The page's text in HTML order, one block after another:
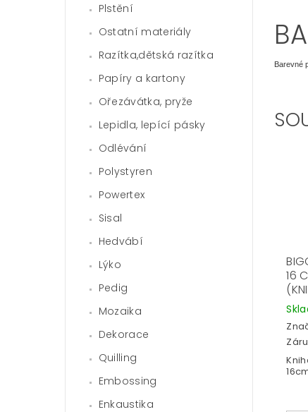
Plstění
Ostatní materiály
Razítka,dětská razítka
Papíry a kartony
Ořezávátka, pryže
Lepidla, lepící pásky
Odlévání
Polystyren
Powertex
Sisal
Hedvábí
Lýko
Pedig
Mozaika
Dekorace
Quilling
Embossing
Enkaustika
Barevné
16